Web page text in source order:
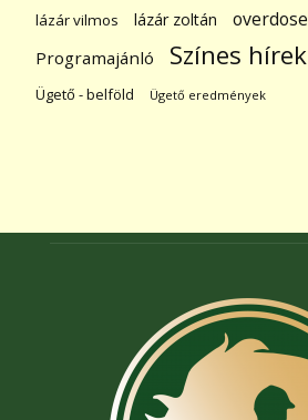
lázár vilmos lázár zoltán overdose
Programajánló Színes hírek
Ügető - belföld Ügető eredmények